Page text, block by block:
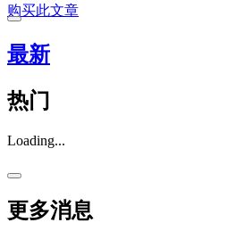
购买此文章
最新
热门
Loading...
更多消息